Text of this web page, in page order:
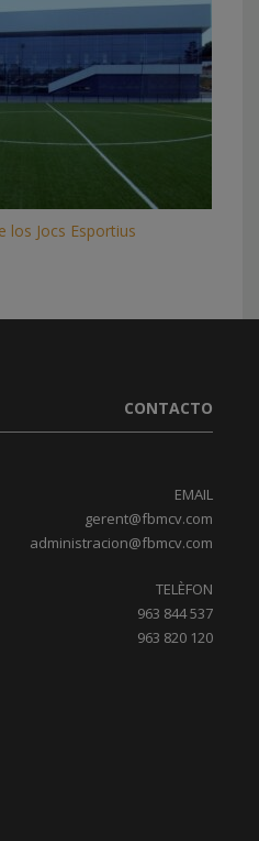
los Jocs Esportius
CONTACTO
EMAIL
gerent@fbmcv.com
administracion@fbmcv.com
TELÈFON
963 844 537
963 820 120